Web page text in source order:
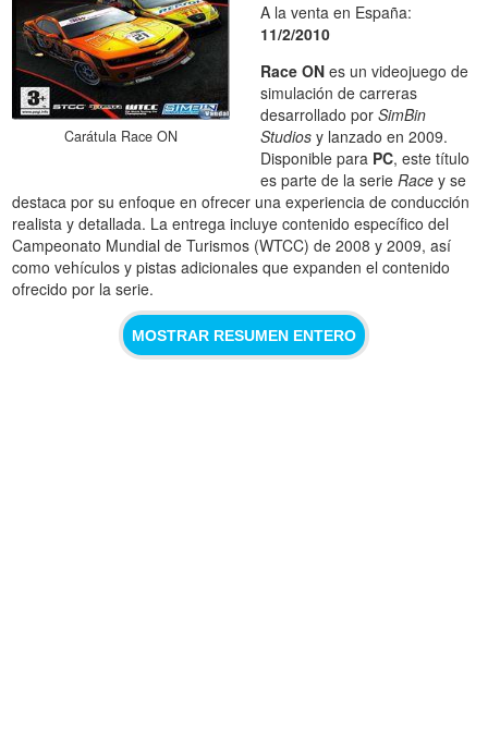
Carátula Race ON
A la venta en España:
11/2/2010
Race ON es un videojuego de
simulación de carreras
desarrollado porSimBin
Studios y lanzado en 2009.
Disponible para PC, este título
es parte de la serieRace y se
destaca por su enfoque en ofrecer una experiencia de conducción
realista y detallada. La entrega incluye contenido específico del
Campeonato Mundial de Turismos (WTCC) de 2008 y 2009, así
como vehículos y pistas adicionales que expanden el contenido
ofrecido por la serie.
MOSTRAR RESUMEN ENTERO